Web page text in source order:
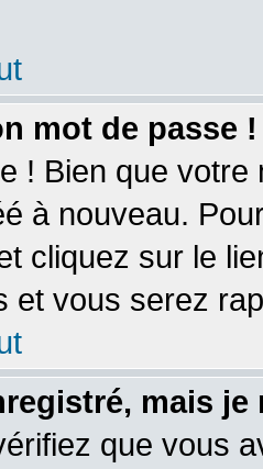
mot de passe !
! Bien que
à nouveau.
cliquez sur le
et vous serez
mais
que vous